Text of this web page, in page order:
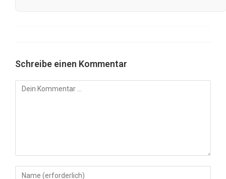
Schreibe einen Kommentar
Kommentar
Gib